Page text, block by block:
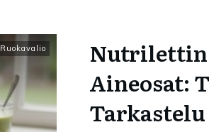
Ruokavalio
Aineosat:
Tarkastelu